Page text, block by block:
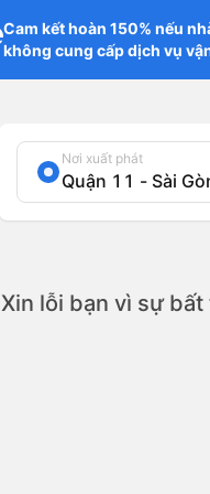
Cam kết hoàn 150% nếu
không cung cấp dịch vụ
Nơi xuất phát
Xin lỗi bạn vì sự